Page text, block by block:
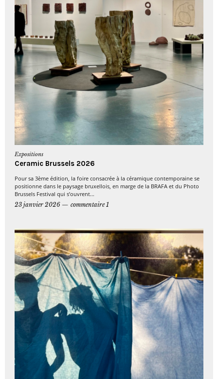
Expositions
Ceramic Brussels 2026
Pour sa 3ème édition, la foire consacrée à la céramique contemporaine se
positionne dans le paysage bruxellois, en marge de la BRAFA et du Photo
Brussels Festival qui s’ouvrent...
23 janvier 2026
commentaire 1